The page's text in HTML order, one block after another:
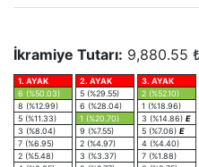
İkramiye Tutarı: 9,880.55
1. AYAK
6 (%50.03)
8 (%12.99)
5 (%11.33)
3 (%8.04)
7 (%6.95)
2 (%5.48)
2. AYAK
5 (%29.55)
6 (%28.04)
1 (%20.70)
9 (%7.55)
2 (%4.97)
3 (%3.37)
3. AYAK
2 (%52.10)
1 (%18.96)
3 (%14.86) E
5 (%7.06) E
4 (%4.40)
7 (%1.88)